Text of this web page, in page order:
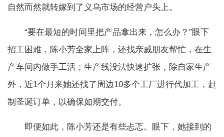
自然而然就转嫁到了义乌市场的经营户头上。
“要在最短的时间里把产品拿出来，怎么办？”眼下
招工困难，陈小芳全家上阵，还找亲戚朋友帮忙，在生
产车间内做手工活；生产线没法快速扩张，除自家生产
外，近1个月来她还找了周边10多个工厂进行代加工，赶
制圣诞订单，以确保如期交付。
即便如此，陈小芳还是有些忐忑。眼下，她接到的